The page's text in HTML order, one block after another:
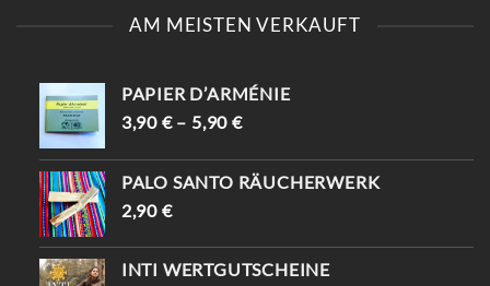
AM MEISTEN VERKAUFT
PAPIER D’ARMÉNIE
3,90 €– 5,90€
PALO SANTO RÄUCHERWERK
2,90 €
INTI WERTGUTSCHEINE